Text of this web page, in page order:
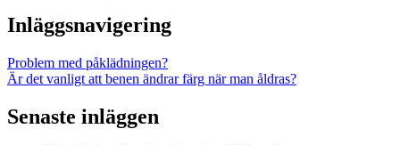
Inläggsnavigering
Problem med påklädningen?
Är det vanligt att benen ändrar färg när man åldras?
Senaste inläggen